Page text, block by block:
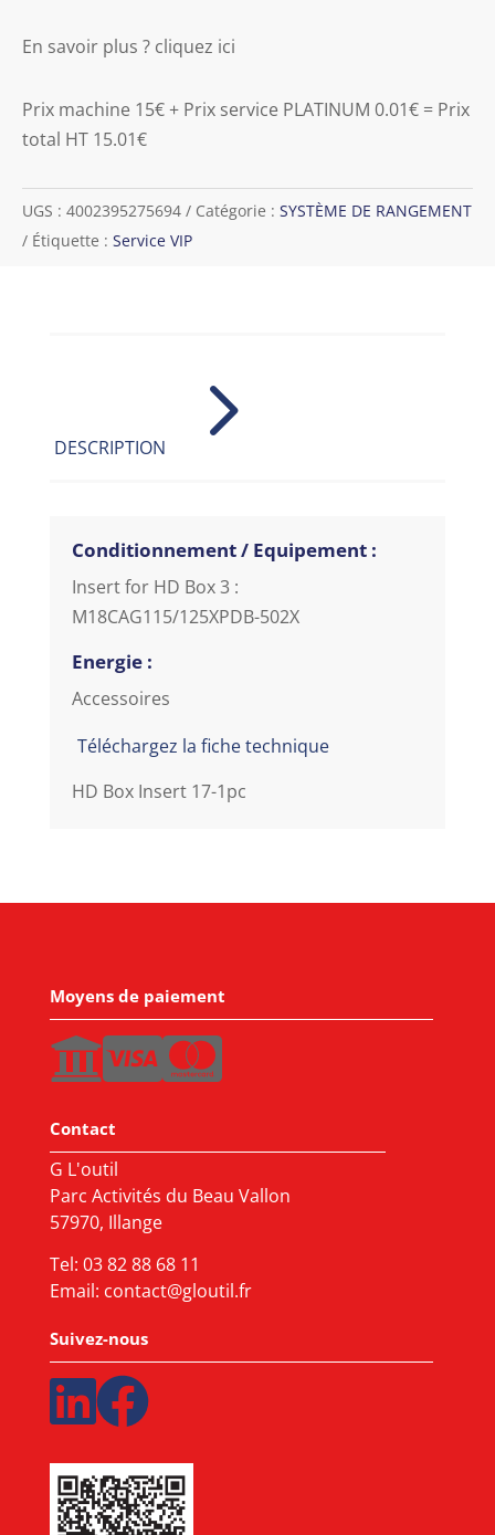
En savoir plus ? cliquez ici
Prix machine 15€ + Prix service PLATINUM 0.01€ = Prix
total HT 15.01€
UGS : 4002395275694 Catégorie : SYSTÈME DE RANGEMENT
Étiquette : Service VIP
DESCRIPTION 5
Conditionnement / Equipement :
Insert for HD Box 3 :
M18CAG115/125XPDB-502X
Energie :
Accessoires
Téléchargez la fiche technique
HD Box Insert 17-1pc
Moyens de paiement
Contact
G L'outil
Parc Activités du Beau Vallon
57970, Illange
Tel: 03 82 88 68 11
Email: contact@gloutil.fr
Suivez-nous